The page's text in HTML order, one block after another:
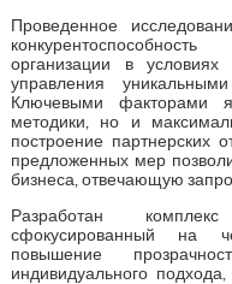
Проведенное
организации в
управления
Ключевыми факторами
методики, но и
построение партнерских
предложенных мер
бизнеса, отвечающую
Разработан
сфокусированный на
повышение
индивидуального